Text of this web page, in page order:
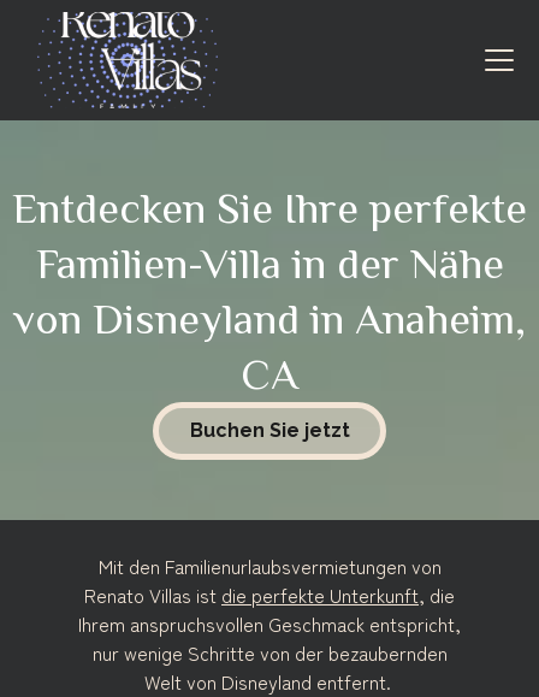
Entdecken Sie Ihre perfekte
Familien-Villa in der Nähe
von Disneyland in Anaheim,
CA
Buchen Sie jetzt
Mit den Familienurlaubsvermietungen von
Renato Villas ist die perfekte Unterkunft, die
Ihrem anspruchsvollen Geschmack entspricht,
nur wenige Schritte von der bezaubernden
Welt von Disneyland entfernt.